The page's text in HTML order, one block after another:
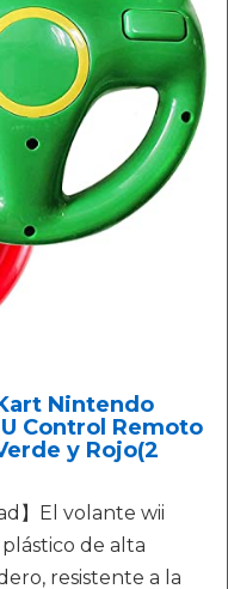
Nintendo
Control Remoto
y Rojo(2
】El volante wii
de alta
resistente a la